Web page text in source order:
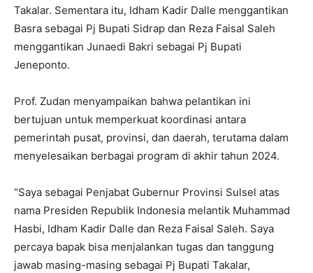
Takalar. Sementara itu, Idham Kadir Dalle menggantikan
Basra sebagai Pj Bupati Sidrap dan Reza Faisal Saleh
menggantikan Junaedi Bakri sebagai Pj Bupati
Jeneponto.
Prof. Zudan menyampaikan bahwa pelantikan ini
bertujuan untuk memperkuat koordinasi antara
pemerintah pusat, provinsi, dan daerah, terutama dalam
menyelesaikan berbagai program di akhir tahun 2024.
“Saya sebagai Penjabat Gubernur Provinsi Sulsel atas
nama Presiden Republik Indonesia melantik Muhammad
Hasbi, Idham Kadir Dalle dan Reza Faisal Saleh. Saya
percaya bapak bisa menjalankan tugas dan tanggung
jawab masing-masing sebagai Pj Bupati Takalar,